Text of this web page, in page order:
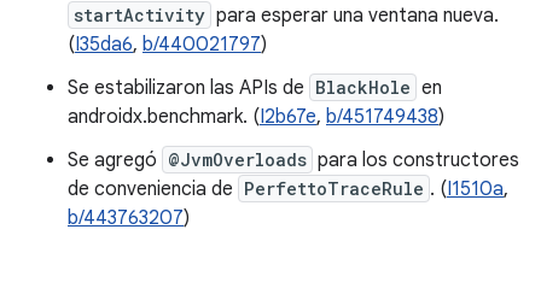
startActivity para esperar una ventana nueva.
(I35da6, b/440021797)
Se estabilizaron las APIs de BlackHole en
androidx.benchmark. (I2b67e, b/451749438)
Se agregó @JvmOverloads para los constructores
de conveniencia de PerfettoTraceRule . (I1510a,
b/443763207)